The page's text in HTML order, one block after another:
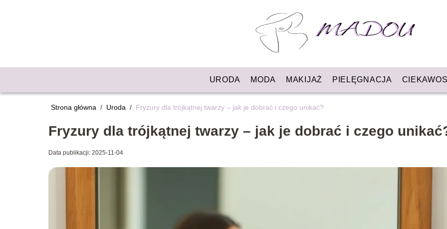
URODA MODA MAKIJAŻ PIELĘGNACJA
Strona główna / Uroda / Fryzury dla trójkątnej twarzy – jak je dobrać i czego unikać?
Fryzury dla trójkątnej twarzy – jak je dobrać i czego
Data publikacji: 2025-11-04